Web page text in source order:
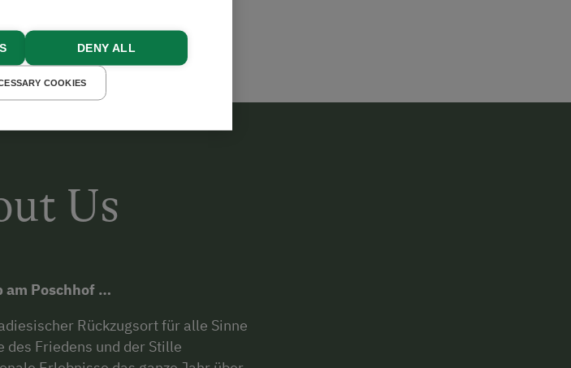
Us
am Poschhof …
Rückzugsort für alle Sinne
des Friedens und der Stille
DENY ALL
COOKIES